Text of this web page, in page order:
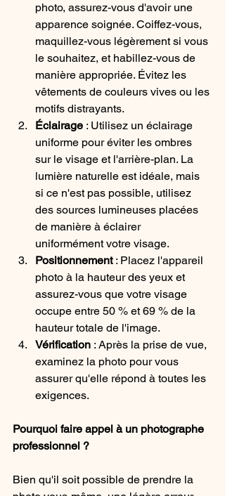
photo, assurez-vous d'avoir une
apparence soignée. Coiffez-vous,
maquillez-vous légèrement si vous
le souhaitez, et habillez-vous de
manière appropriée. Évitez les
vêtements de couleurs vives ou les
motifs distrayants.
Éclairage : Utilisez un éclairage
uniforme pour éviter les ombres
sur le visage et l'arrière-plan. La
lumière naturelle est idéale, mais
si ce n'est pas possible, utilisez
des sources lumineuses placées
de manière à éclairer
uniformément votre visage.
Positionnement : Placez l'appareil
photo à la hauteur des yeux et
assurez-vous que votre visage
occupe entre 50 % et 69 % de la
hauteur totale de l'image.
Vérification : Après la prise de vue,
examinez la photo pour vous
assurer qu'elle répond à toutes les
exigences.
Pourquoi faire appel à un photographe
professionnel ?
Bien qu'il soit possible de prendre la